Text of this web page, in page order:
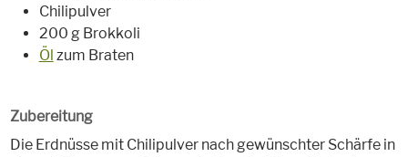
Chilipulver
200 g Brokkoli
Öl zum Braten
Zubereitung
Die Erdnüsse mit Chilipulver nach gewünschter Schärfe in